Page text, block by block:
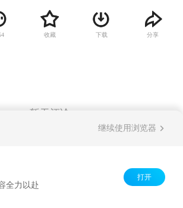
统情报处成员余则成受命前往南京刺杀叛徒，却
意外走上了另一条道路。经中共策反，余则成以
地下党的身份重返军统，成为扎入国民党心脏的
收藏 下载 分享
暂无评论
继续使用浏览器
全力以赴
打开